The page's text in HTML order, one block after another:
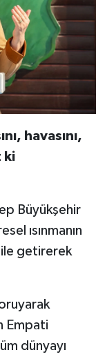
havasını,
ki
Büyükşehir
ısınmanın
getirerek
Empati
dünyayı